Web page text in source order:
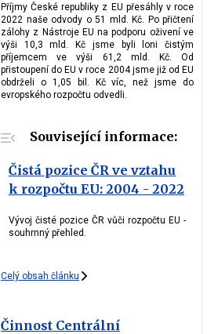
Příjmy České republiky z EU přesáhly v roce
2022 naše odvody o 51 mld. Kč. Po přičtení
zálohy z Nástroje EU na podporu oživení ve
výši 10,3 mld. Kč jsme byli loni čistým
příjemcem ve výši 61,2 mld. Kč. Od
přistoupení do EU v roce 2004 jsme již od EU
obdrželi o 1,05 bil. Kč víc, než jsme do
evropského rozpočtu odvedli.
Související informace:
Čistá pozice ČR ve vztahu
k rozpočtu EU: 2004 - 2022
Vývoj čisté pozice ČR vůči rozpočtu EU -
souhrnný přehled.
Celý obsah článku
Činnost Centrální